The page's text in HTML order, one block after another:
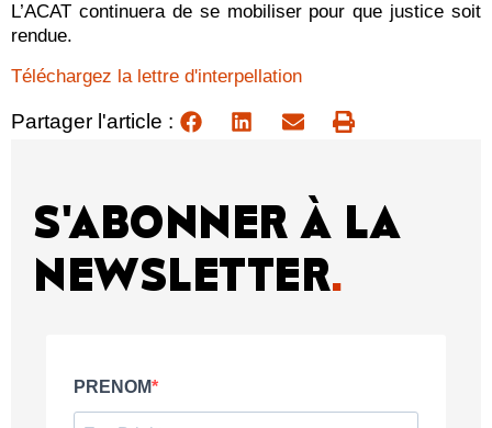
L’ACAT continuera de se mobiliser pour que justice soit
rendue.
Téléchargez la lettre d'interpellation
Partager l'article :
S'ABONNER À LA
NEWSLETTER.
PRENOM